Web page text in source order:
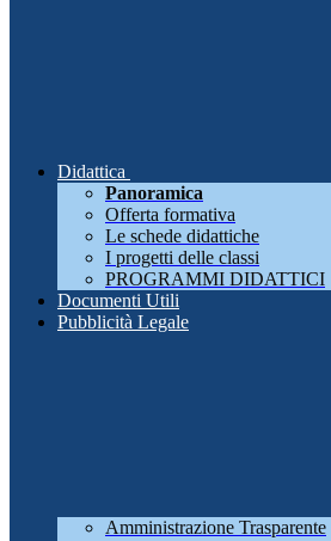
Didattica
Panoramica
Offerta formativa
Le schede didattiche
I progetti delle classi
PROGRAMMI DIDATTICI
Documenti Utili
Pubblicità Legale
Amministrazione Trasparente